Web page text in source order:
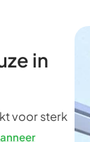
in
voor sterk